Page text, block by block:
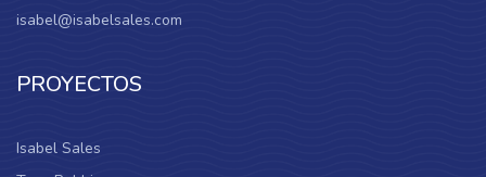
isabel@isabelsales.com
PROYECTOS
Isabel Sales